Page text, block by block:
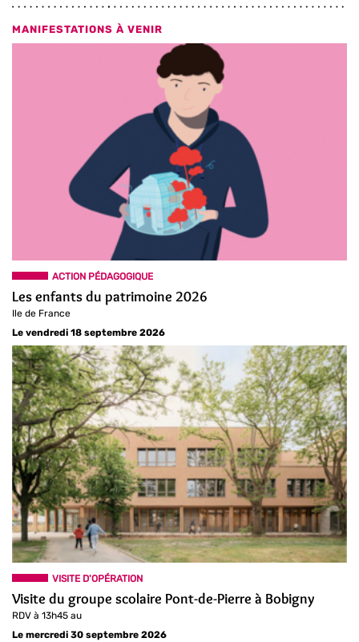
MANIFESTATIONS À VENIR
ACTION PÉDAGOGIQUE
Les enfants du patrimoine 2026
Ile de France
Le vendredi 18 septembre 2026
VISITE D'OPÉRATION
Visite du groupe scolaire Pont-de-Pierre à Bobigny
RDV à 13h45 au
Le mercredi 30 septembre 2026